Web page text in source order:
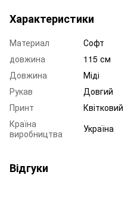
Характеристики
Материал
Софт
довжина
115 см
Довжина
Міді
Рукав
Довгий
Принт
Квітковий
Країна
виробництва
Україна
Відгуки